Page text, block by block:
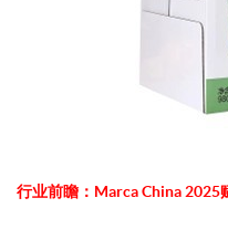
行业前瞻：Marca China 2025